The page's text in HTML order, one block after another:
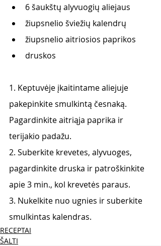
6 šaukštų alyvuogių aliejaus
žiupsnelio šviežių kalendrų
žiupsnelio aitriosios paprikos
druskos
1. Keptuvėje įkaitintame aliejuje
pakepinkite smulkintą česnaką.
Pagardinkite aitriąja paprika ir
terijakio padažu.
2. Suberkite krevetes, alyvuoges,
pagardinkite druska ir patroškinkite
apie 3 min., kol krevetės paraus.
3. Nukelkite nuo ugnies ir suberkite
smulkintas kalendras.
RECEPTAI
ŠALTI